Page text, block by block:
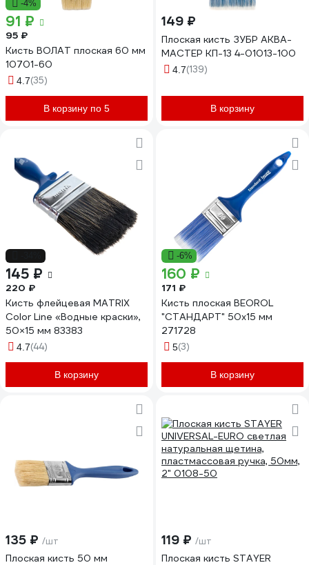
-4%
91 ₽
95 ₽
Кисть ВОЛАТ плоская 60 мм
10701-60
4.7(35)
В корзину по 5
149 ₽
Плоская кисть ЗУБР АКВА-
МАСТЕР КП-13 4-01013-100
4.7(139)
В корзину
145 ₽
220 ₽
Кисть флейцевая MATRIX
Color Line «Водные краски»,
50×15 мм 83383
4.7(44)
В корзину
-6%
160 ₽
171 ₽
Кисть плоская BEOROL
"СТАНДАРТ" 50x15 мм
271728
5(3)
В корзину
135 ₽ /шт
Плоская кисть 50 мм
119 ₽ /шт
Плоская кисть STAYER